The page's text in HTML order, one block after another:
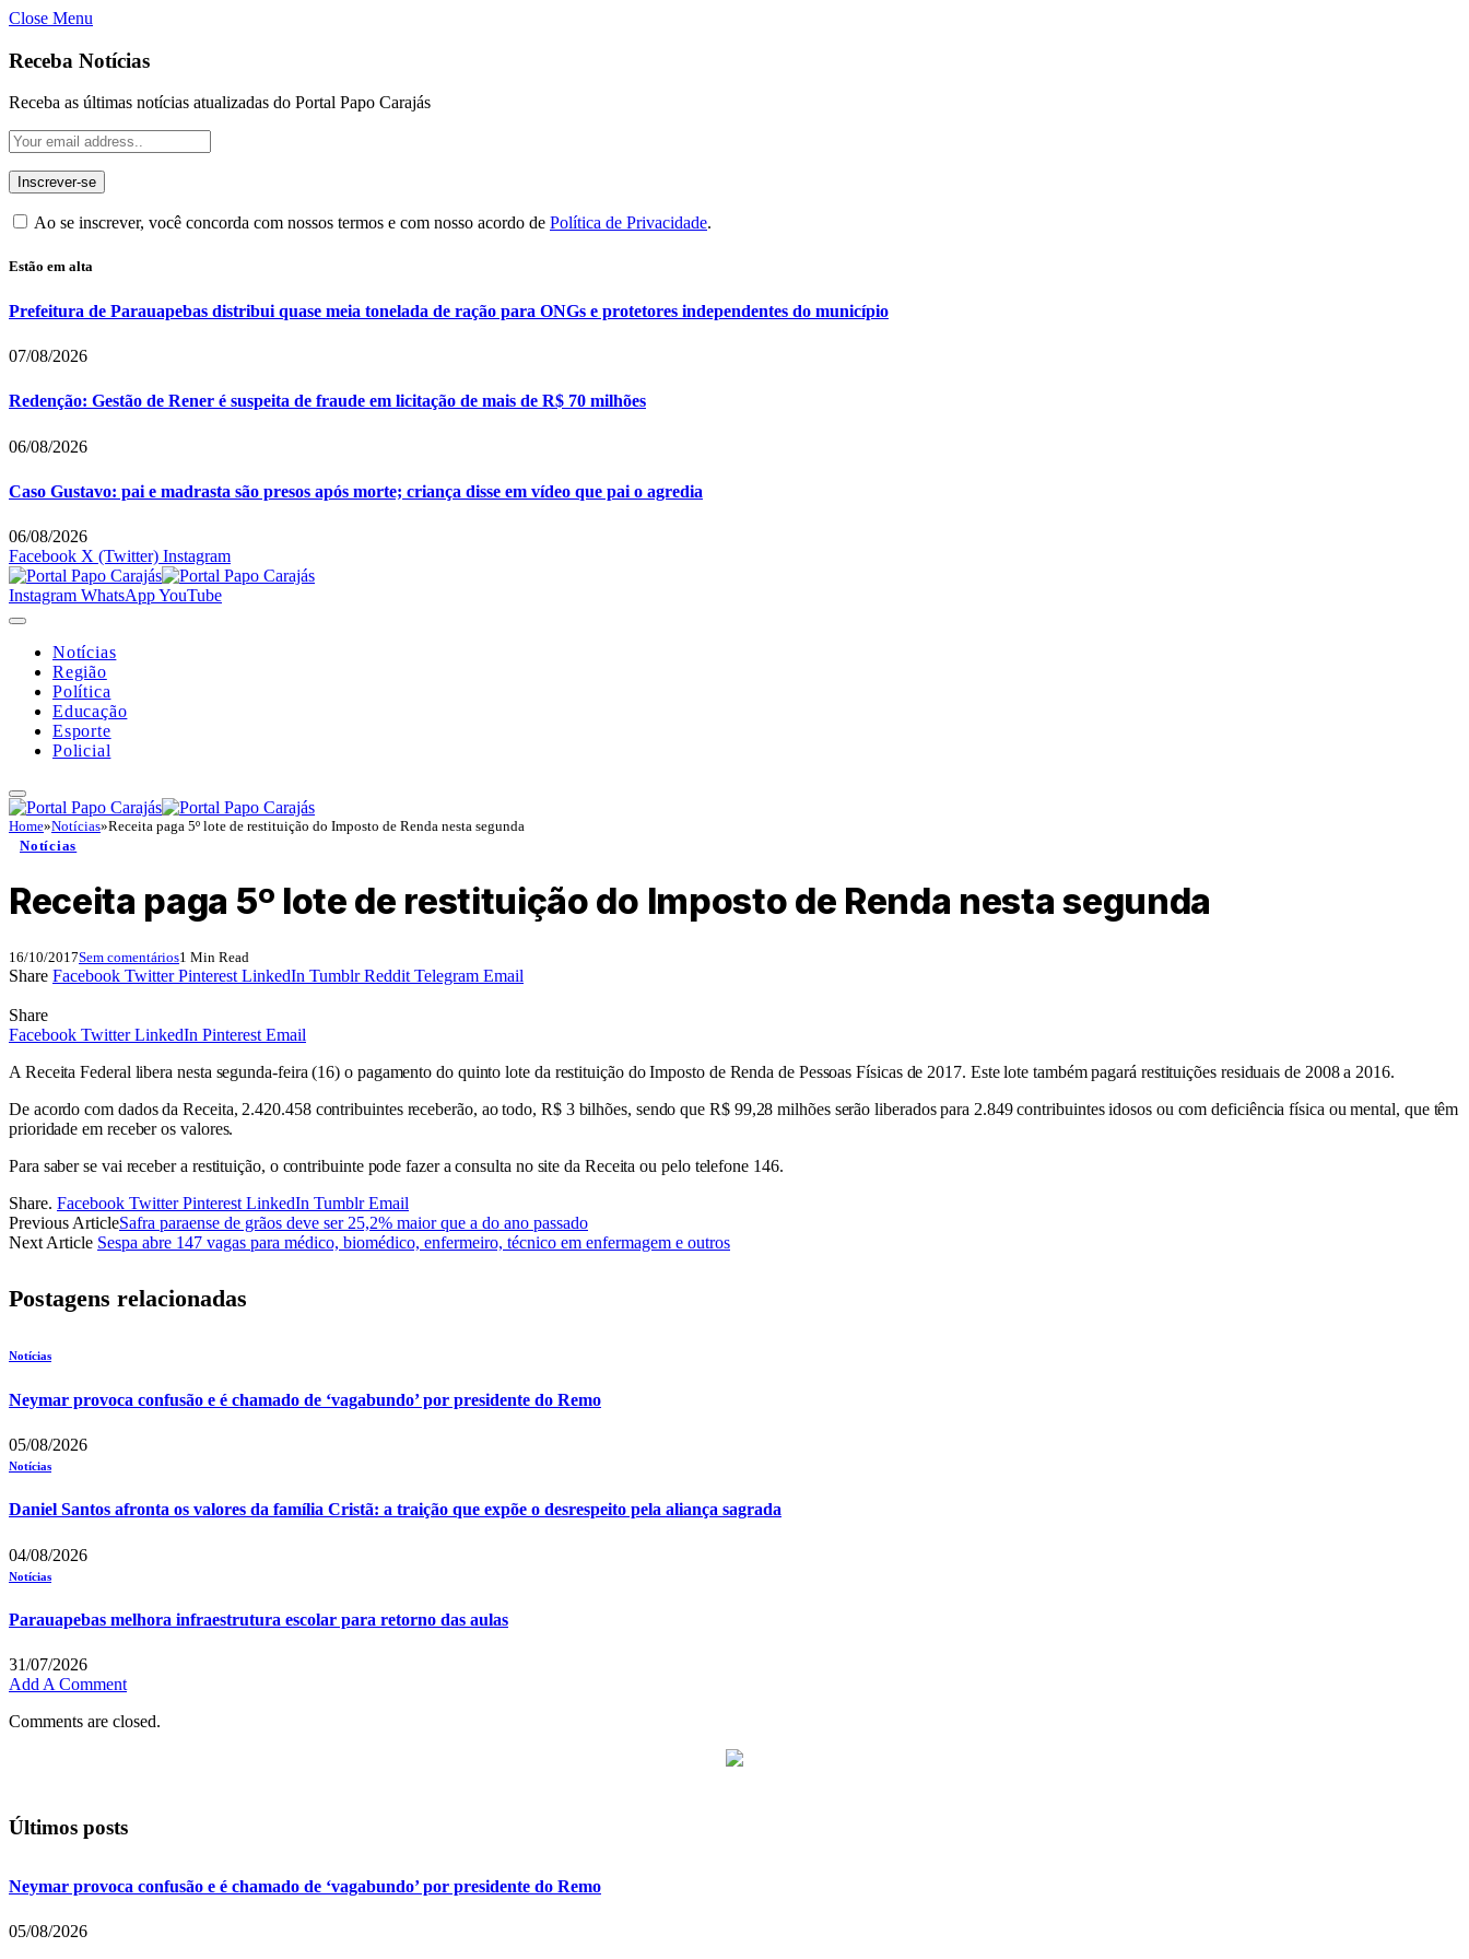
Close Menu
Receba Notícias
Receba as últimas notícias atualizadas do Portal Papo Carajás
Ao se inscrever, você concorda com nossos termos e com nosso acordo de Política de Privacidade.
Estão em alta
Prefeitura de Parauapebas distribui quase meia tonelada de ração para ONGs e protetores independentes do município
07/08/2026
Redenção: Gestão de Rener é suspeita de fraude em licitação de mais de R$ 70 milhões
06/08/2026
Caso Gustavo: pai e madrasta são presos após morte; criança disse em vídeo que pai o agredia
06/08/2026
Facebook X (Twitter) Instagram
Instagram WhatsAppYouTube
Notícias
Região
Política
Educação
Esporte
Policial
Home»Notícias»Receita paga 5º lote de restituição do Imposto de Renda nesta segunda
Notícias
Receita paga 5º lote de restituição do Imposto de Renda nesta segunda
16/10/2017Sem comentários1 Min Read
Share Facebook Twitter Pinterest LinkedIn Tumblr Reddit Telegram Email
Share
Facebook Twitter LinkedIn Pinterest Email
A Receita Federal libera nesta segunda-feira (16) o pagamento do quinto lote da restituição do Imposto de Renda de Pessoas Físicas de 2017. Este lote também pagará restituições residuais de 2008 a 2016.
De acordo com dados da Receita, 2.420.458 contribuintes receberão, ao todo, R$ 3 bilhões, sendo que R$ 99,28 milhões serão liberados para 2.849 contribuintes idosos ou com deficiência física ou mental, que têm
prioridade em receber os valores.
Para saber se vai receber a restituição, o contribuinte pode fazer a consulta no site da Receita ou pelo telefone 146.
Share. Facebook Twitter Pinterest LinkedIn Tumblr Email
Previous ArticleSafra paraense de grãos deve ser 25,2% maior que a do ano passado
Next Article Sespa abre 147 vagas para médico, biomédico, enfermeiro, técnico em enfermagem e outros
Postagens relacionadas
Notícias
Neymar provoca confusão e é chamado de ‘vagabundo’ por presidente do Remo
05/08/2026
Notícias
Daniel Santos afronta os valores da família Cristã: a traição que expõe o desrespeito pela aliança sagrada
04/08/2026
Notícias
Parauapebas melhora infraestrutura escolar para retorno das aulas
31/07/2026
Add A Comment
Comments are closed.
Últimos posts
Neymar provoca confusão e é chamado de ‘vagabundo’ por presidente do Remo
05/08/2026